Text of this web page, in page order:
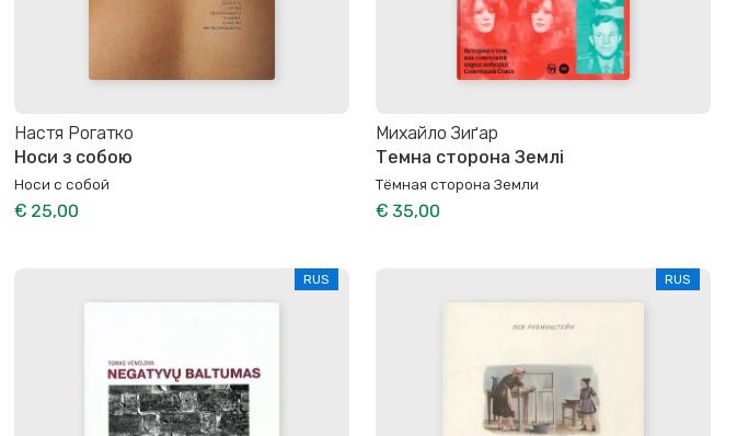
Настя Рогатко
Носи з собою
Носи с собой
€ 25,00
Михайло Зиґар
Темна сторона Землі
Тёмная сторона Земли
€ 35,00
RUS RUS